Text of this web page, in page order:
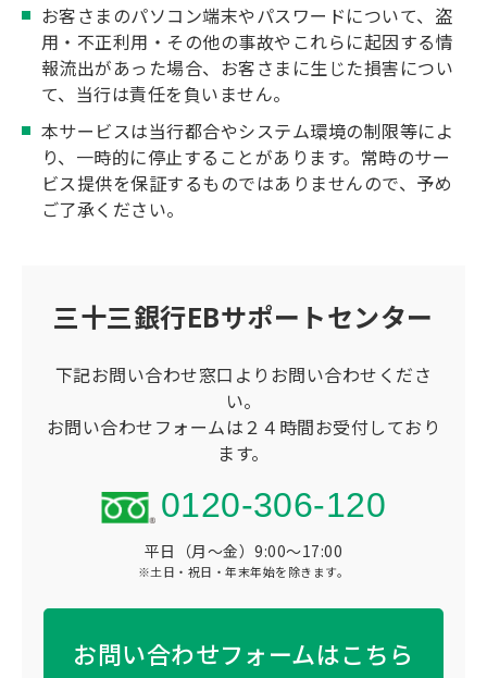
お客さまのパソコン端末やパスワードについて、盗
用・不正利用・その他の事故やこれらに起因する情
報流出があった場合、お客さまに生じた損害につい
て、当行は責任を負いません。
本サービスは当行都合やシステム環境の制限等によ
り、一時的に停止することがあります。常時のサー
ビス提供を保証するものではありませんので、予め
ご了承ください。
三十三銀行EBサポートセンター
下記お問い合わせ窓口よりお問い合わせくださ
い。
お問い合わせフォームは２４時間お受付しており
ます。
0120-306-120
平日（月～金）9:00～17:00
※土日・祝日・年末年始を除きます。
お問い合わせフォームはこちら